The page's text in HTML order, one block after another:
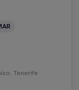
Tenerife